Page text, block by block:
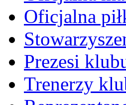
Oficjalna
Prezesi
Trenerzy